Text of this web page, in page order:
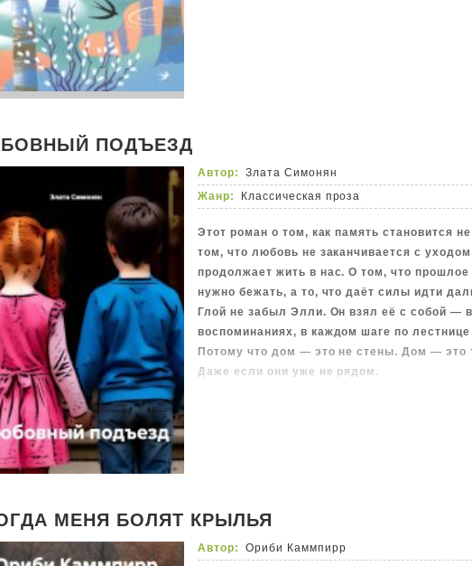
ПОДЪЕЗД
Автор:
Злата Симонян
Жанр:
Классическая проза
Этот роман о том, как память становится
том, что любовь не заканчивается с
продолжает жить в нас. О том, что прошлое
нужно бежать, а то, что даёт силы идти
Глой не забыл Элли. Он взял её с собой —
воспоминаниях, в каждом шаге по
Потому что дом — это не стены. Дом — это
Даже если они уже не рядом.
МЕНЯ БОЛЯТ КРЫЛЬЯ
Автор:
Ориби Каммпирр